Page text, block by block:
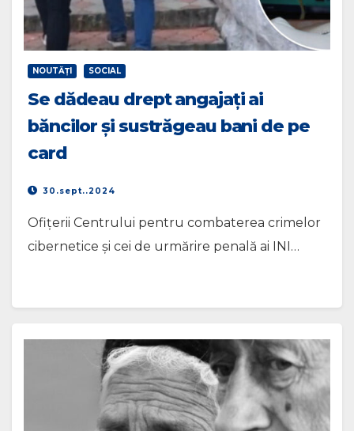
NOUTĂŢI SOCIAL
Se dădeau drept angajaţi ai
băncilor şi sustrăgeau bani de pe
card
30.sept..2024
Ofițerii Centrului pentru combaterea crimelor
cibernetice și cei de urmărire penală ai INI…